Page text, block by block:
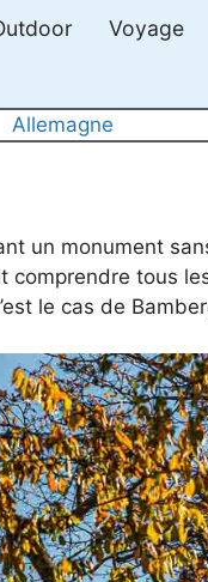
Voyage
Allemagne
un monument
comprendre tous
le cas de